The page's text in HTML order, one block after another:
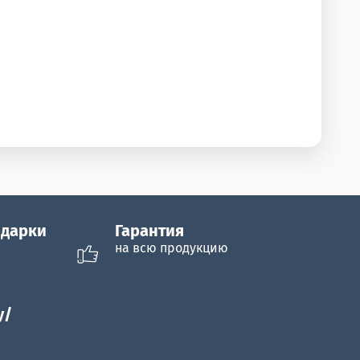
Гарантия
на всю продукцию